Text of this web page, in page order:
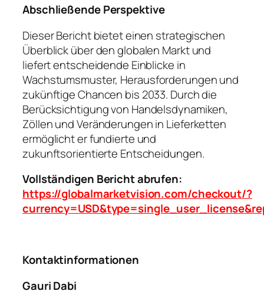
Abschließende Perspektive
Dieser Bericht bietet einen strategischen
Überblick über den globalen Markt und
liefert entscheidende Einblicke in
Wachstumsmuster, Herausforderungen und
zukünftige Chancen bis 2033. Durch die
Berücksichtigung von Handelsdynamiken,
Zöllen und Veränderungen in Lieferketten
ermöglicht er fundierte und
zukunftsorientierte Entscheidungen.
Vollständigen Bericht abrufen:
https://globalmarketvision.com/checkout/?
Kontaktinformationen
Gauri Dabi